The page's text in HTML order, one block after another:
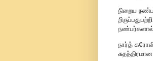
நிறைய
நண்பர்களால்
நார்த்